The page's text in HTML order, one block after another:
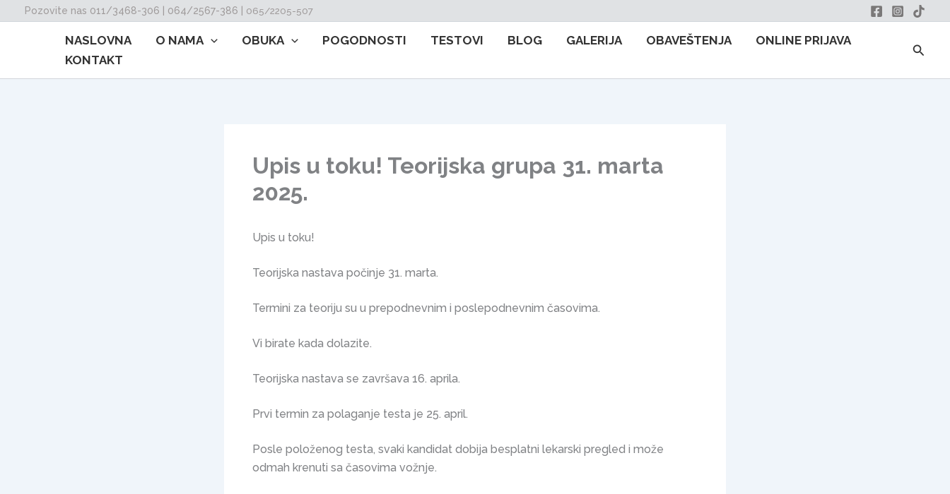
to
Pozovite nas 011/3468-306 | 064/2567-386 | 065/2205-507
NASLOVNA O NAMA OBUKA POGODNOSTI TESTOVI BLOG GALERIJA OBAVEŠTENJA
ONLINE PRIJAVA
KONTAKT
Upis u toku! Teorijska grupa 31. marta
2025.
Upis u toku!
Teorijska nastava počinje 31. marta.
Termini za teoriju su u prepodnevnim i poslepodnevnim časovima.
Vi birate kada dolazite.
Teorijska nastava se završava 16. aprila.
Prvi termin za polaganje testa je 25. april.
Posle položenog testa, svaki kandidat dobija besplatni lekarski pregled i može
odmah krenuti sa časovima vožnje.